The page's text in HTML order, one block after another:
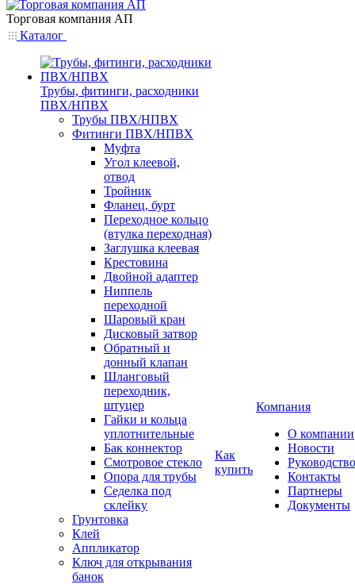
Торговая компания АП
Каталог
Трубы, фитинги, расходники
ПВХ/НПВХ
Трубы ПВХ/НПВХ
Фитинги ПВХ/НПВХ
Муфта
Угол клеевой,
отвод
Тройник
Фланец, бурт
Переходное кольцо
(втулка переходная)
Заглушка клеевая
Крестовина
Двойной адаптер
Ниппель
переходной
Шаровый кран
Дисковый затвор
Обратный и
донный клапан
Шланговый
переходник,
штуцер
Гайки и кольца
уплотнительные
Бак коннектор
Смотровое стекло
Опора для трубы
Седелка под
склейку
Грунтовка
Клей
Аппликатор
Ключ для открывания
банок
Как
купить
Компания
О компании
Новости
Руководство
Контакты
Партнеры
Документы